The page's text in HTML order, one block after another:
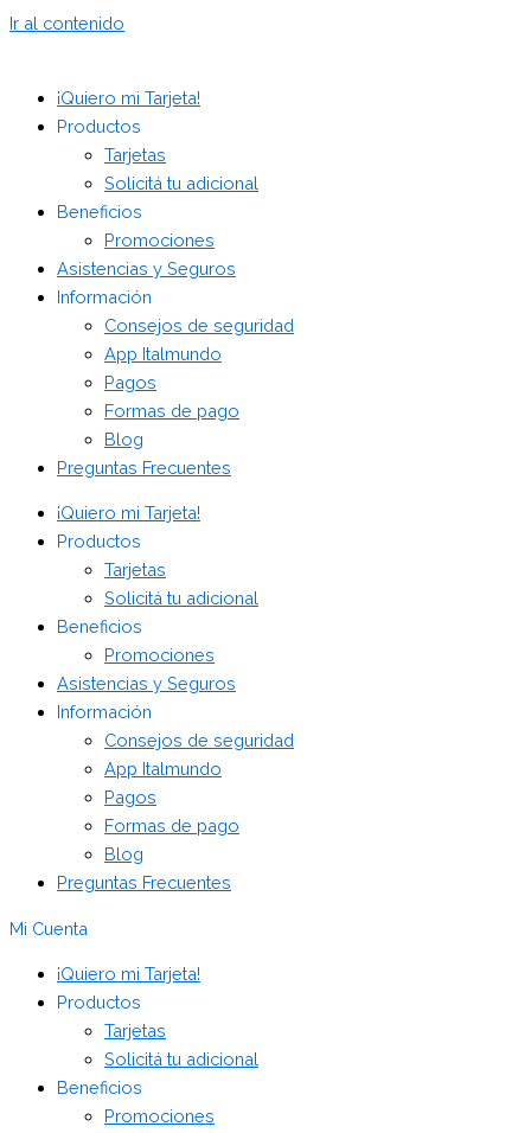
Ir al contenido
¡Quiero mi Tarjeta!
Productos
Tarjetas
Solicitá tu adicional
Beneficios
Promociones
Asistencias y Seguros
Información
Consejos de seguridad
App Italmundo
Pagos
Formas de pago
Blog
Preguntas Frecuentes
¡Quiero mi Tarjeta!
Productos
Tarjetas
Solicitá tu adicional
Beneficios
Promociones
Asistencias y Seguros
Información
Consejos de seguridad
App Italmundo
Pagos
Formas de pago
Blog
Preguntas Frecuentes
Mi Cuenta
¡Quiero mi Tarjeta!
Productos
Tarjetas
Solicitá tu adicional
Beneficios
Promociones